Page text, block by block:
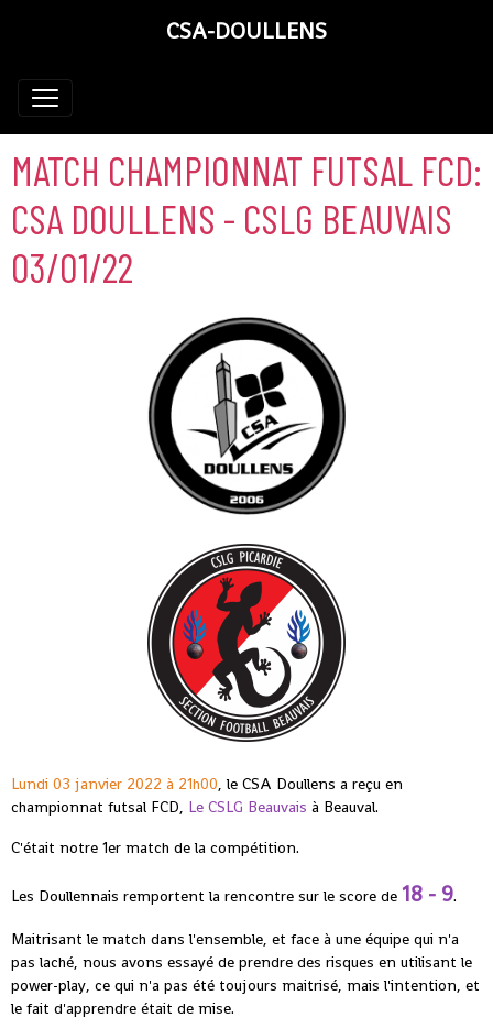
CSA-DOULLENS
MATCH CHAMPIONNAT FUTSAL FCD:
CSA DOULLENS - CSLG BEAUVAIS
03/01/22
Lundi 03 janvier 2022 à 21h00, le CSA Doullens a reçu en
championnat futsal FCD, Le CSLG Beauvais à Beauval.
C'était notre 1er match de la compétition.
Les Doullennais remportent la rencontre sur le score de 18 - 9.
Maitrisant le match dans l'ensemble, et face à une équipe qui n'a
pas laché, nous avons essayé de prendre des risques en utilisant le
power-play, ce qui n'a pas été toujours maitrisé, mais l'intention, et
le fait d'apprendre était de mise.